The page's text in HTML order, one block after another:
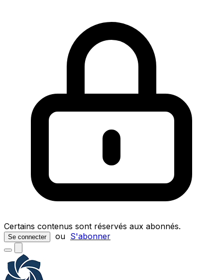
Certains contenus sont réservés aux abonnés.
Se connecter ou S'abonner